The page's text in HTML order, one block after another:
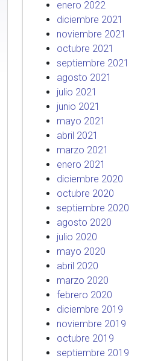
enero 2022
diciembre 2021
noviembre 2021
octubre 2021
septiembre 2021
agosto 2021
julio 2021
junio 2021
mayo 2021
abril 2021
marzo 2021
enero 2021
diciembre 2020
octubre 2020
septiembre 2020
agosto 2020
julio 2020
mayo 2020
abril 2020
marzo 2020
febrero 2020
diciembre 2019
noviembre 2019
octubre 2019
septiembre 2019